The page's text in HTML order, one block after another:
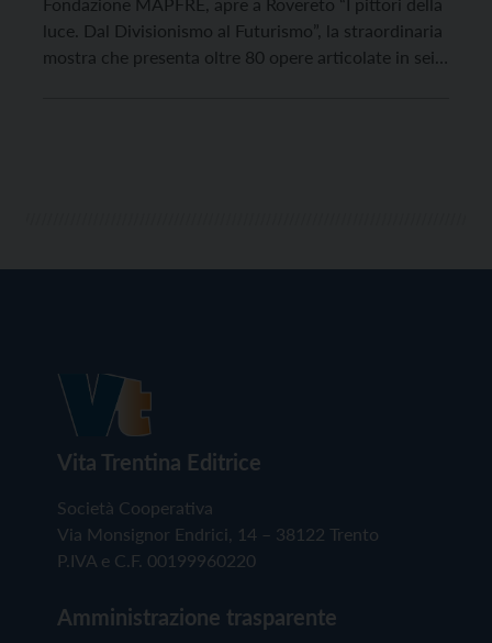
luce. Dal Divisionismo al Futurismo”, la straordinaria
mostra che presenta oltre 80 opere articolate in sei
Vita Trentina Editrice
Società Cooperativa
Via Monsignor Endrici, 14 – 38122 Trento
P.IVA e C.F. 00199960220
Amministrazione trasparente